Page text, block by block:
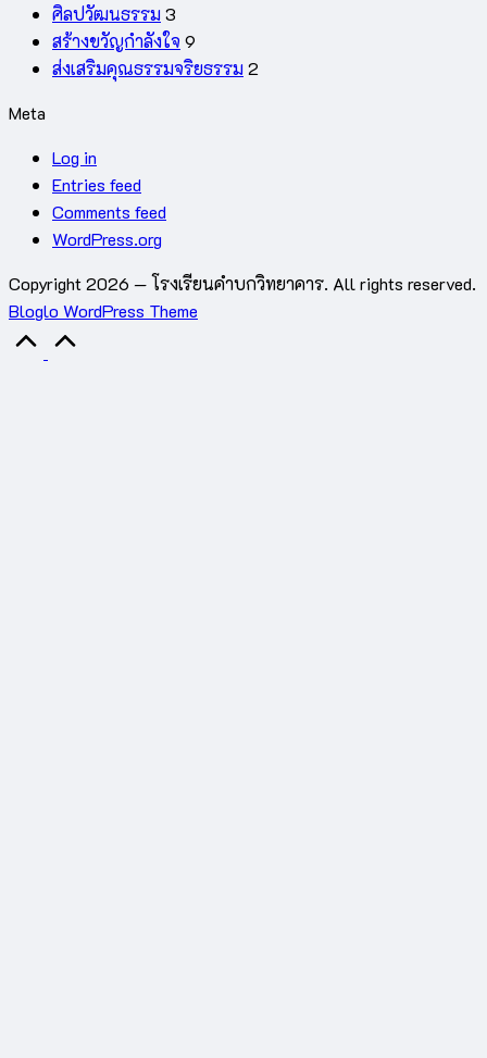
ศิลปวัฒนธรรม 3
สร้างขวัญกำลังใจ 9
ส่งเสริมคุณธรรมจริยธรรม 2
Meta
Log in
Entries feed
Comments feed
WordPress.org
Copyright 2026 — โรงเรียนคำบกวิทยาคาร. All rights reserved.
Bloglo WordPress Theme